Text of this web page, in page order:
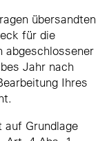
übersandten
für die
abgeschlossener
Jahr nach
Ihres
auf Grundlage